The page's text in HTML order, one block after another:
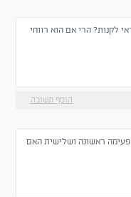
לקנות? הרי אם הוא רווחי
הוסף תשובה
פעימה ראשונה ושלישית האם